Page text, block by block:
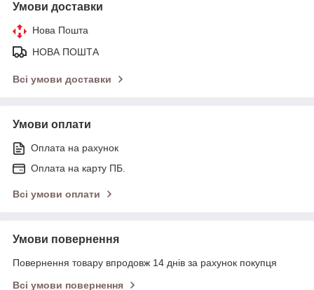
Умови доставки
Нова Пошта
НОВА ПОШТА
Всі умови доставки
Умови оплати
Оплата на рахунок
Оплата на карту ПБ.
Всі умови оплати
Умови повернення
Повернення товару впродовж 14 днів за рахунок покупця
Всі умови повернення